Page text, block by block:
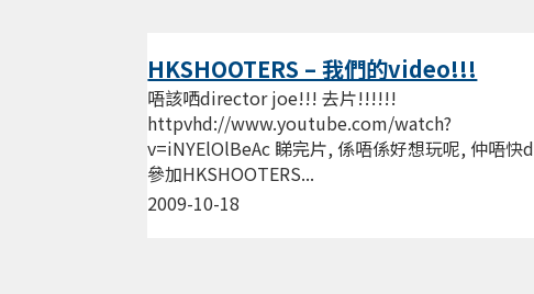
HKSHOOTERS – 我們的video!!!
2009-10-18
唔該哂director joe!!! 去片!!!!!!
httpvhd://www.youtube.com/watch?
v=iNYElOlBeAc 睇完片, 係唔係好想玩呢, 仲唔快d
參加HKSHOOTERS...